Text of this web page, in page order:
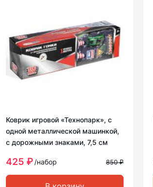
Коврик игровой «Технопарк», с
одной металлической машинкой,
с дорожными знаками, 7,5 см
425 ₽ /набор 850 ₽